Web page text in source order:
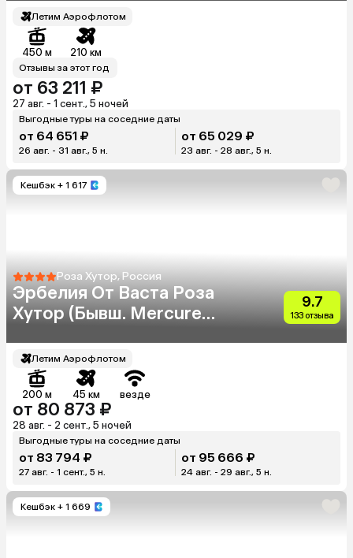
Летим Аэрофлотом
450 м 210 км
Отзывы за этот год
от 63 211 ₽
27 авг. - 1 сент., 5 ночей
Выгодные туры на соседние даты
от 64 651 ₽
26 авг. - 31 авг., 5 н.
от 65 029 ₽
23 авг. - 28 авг., 5 н.
Кешбэк + 1 617
Роза Хутор, Россия
Эрбелия От Васта Роза
Хутор (Бывш. Mercure
9.7
133 отзыва
Летим Аэрофлотом
200 м 45 км везде
от 80 873 ₽
28 авг. - 2 сент., 5 ночей
Выгодные туры на соседние даты
от 83 794 ₽
27 авг. - 1 сент., 5 н.
от 95 666 ₽
24 авг. - 29 авг., 5 н.
Кешбэк + 1 669